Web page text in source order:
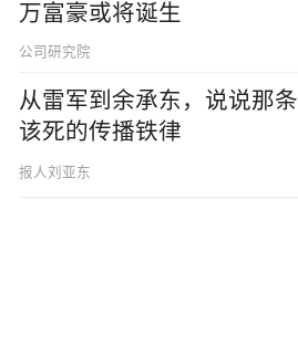
万富豪或将诞生
公司研究院
从雷军到余承东，说说那条
该死的传播铁律
报人刘亚东